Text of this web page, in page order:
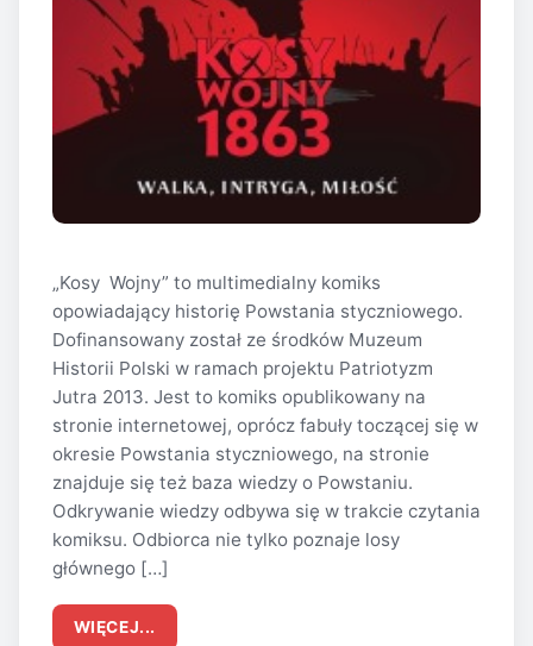
„Kosy Wojny” to multimedialny komiks
opowiadający historię Powstania styczniowego.
Dofinansowany został ze środków Muzeum
Historii Polski w ramach projektu Patriotyzm
Jutra 2013. Jest to komiks opublikowany na
stronie internetowej, oprócz fabuły toczącej się w
okresie Powstania styczniowego, na stronie
znajduje się też baza wiedzy o Powstaniu.
Odkrywanie wiedzy odbywa się w trakcie czytania
komiksu. Odbiorca nie tylko poznaje losy
głównego […]
WIĘCEJ...